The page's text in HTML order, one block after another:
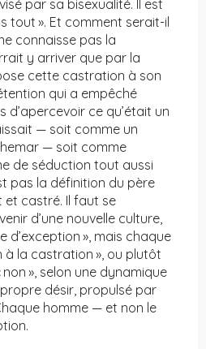
par sa bisexualité. Il est
tout ». Et comment serait-il
connaisse pas la
y arriver que par la
cette castration à son
qui a empêché
d’apercevoir ce qu’était un
— soit comme un
— soit comme
de séduction tout aussi
pas la définition du père
et castré. Il faut se
d’une nouvelle culture,
d’exception », mais chaque
à la castration », ou plutôt
», selon une dynamique
désir, propulsé par
homme — et non le